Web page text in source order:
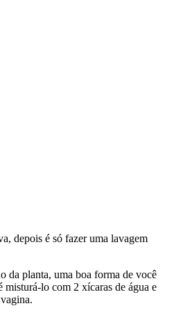
depois é só fazer uma lavagem
da planta, uma boa forma de você
misturá-lo com 2 xícaras de água e